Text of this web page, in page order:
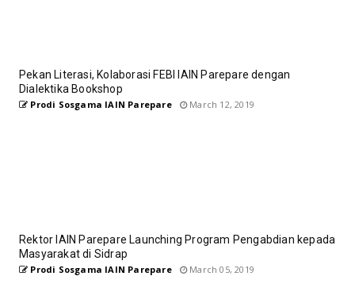
Pekan Literasi, Kolaborasi FEBI IAIN Parepare dengan
Dialektika Bookshop
Prodi Sosgama IAIN Parepare March 12, 2019
Rektor IAIN Parepare Launching Program Pengabdian kepada
Masyarakat di Sidrap
Prodi Sosgama IAIN Parepare March 05, 2019